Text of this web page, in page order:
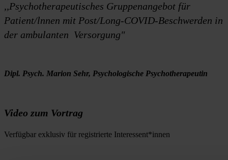
,,Psychotherapeutisches Gruppenangebot für
Patient/lnnen mit Post/Long-COVID-Beschwerden in
der ambulanten Versorgung"
Dipl. Psych. Marion Sehr, Psychologische Psychotherapeutin
Video zum Vortrag
Verfügbar exklusiv für registrierte Interessent*innen